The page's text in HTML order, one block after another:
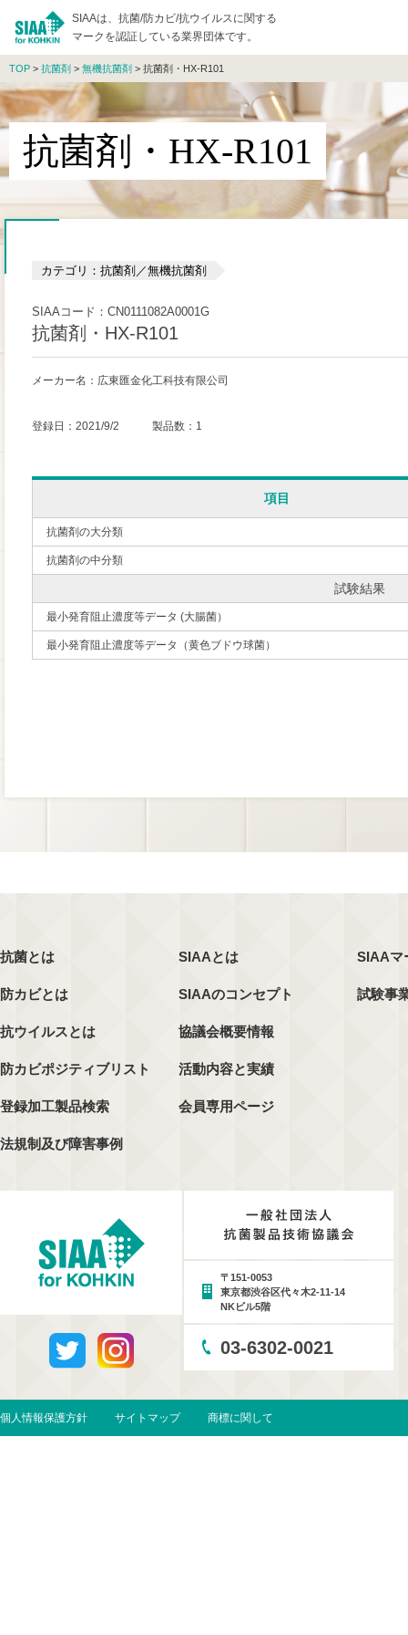
SIAAは、抗菌/防カビ/抗ウイルスに関する
マークを認証している業界団体です。
TOP > 抗菌剤 > 無機抗菌剤 > 抗菌剤・HX-R101
抗菌剤・HX-R101
カテゴリ：抗菌剤／無機抗菌剤
SIAAコード：CN0111082A0001G
抗菌剤・HX-R101
メーカー名：広東匯金化工科技有限公司
登録日：2021/9/2 製品数：1
項目
抗菌剤の大分類
抗菌剤の中分類
試験結果
最小発育阻止濃度等データ (大腸菌）
最小発育阻止濃度等データ（黄色ブドウ球菌）
抗菌とは
防カビとは
抗ウイルスとは
防カビポジティブリスト
登録加工製品検索
法規制及び障害事例
SIAAとは
SIAAのコンセプト
協議会概要情報
活動内容と実績
会員専用ページ
SIAAマ
試験事
〒151-0053
東京都渋谷区代々木2-11-14
NKビル5階
03-6302-0021
個人情報保護方針 サイトマップ 商標に関して